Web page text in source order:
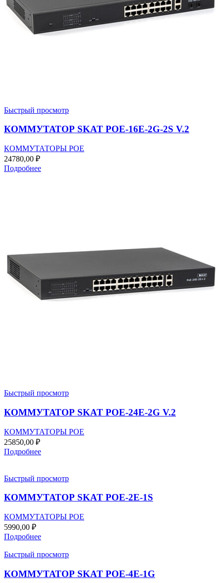
Быстрый просмотр
КОММУТАТОР SKAT POE-16E-2G-2S V.2
КОММУТАТОРЫ POE
24780,00 ₽
Подробнее
Быстрый просмотр
КОММУТАТОР SKAT POE-24E-2G V.2
КОММУТАТОРЫ POE
25850,00 ₽
Подробнее
Быстрый просмотр
КОММУТАТОР SKAT POE-2E-1S
КОММУТАТОРЫ POE
5990,00 ₽
Подробнее
Быстрый просмотр
КОММУТАТОР SKAT POE-4E-1G